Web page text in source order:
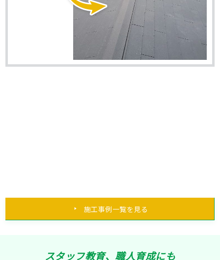
施工事例一覧を見る
スタッフ教育、職人育成にも